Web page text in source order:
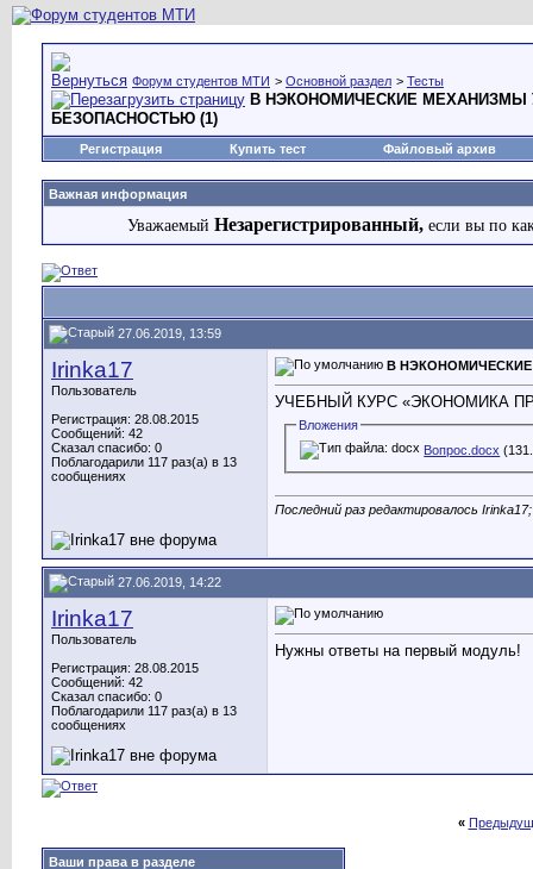
Форум студентов МТИ > Основной раздел > Тесты
В НЭКОНОМИЧЕСКИЕ МЕХАНИЗМЫ
БЕЗОПАСНОСТЬЮ (1)
Регистрация Купить тест Файловый архив
Важная информация
Уважаемый Незарегистрированный, если вы по
27.06.2019, 13:59
Irinka17
Пользователь
Регистрация: 28.08.2015
Сообщений: 42
Сказал спасибо: 0
Поблагодарили 117 раз(а) в 13
сообщениях
В
УЧЕБНЫЙ КУРС «ЭКОНОМИКА
Вложения
Вопрос.docx
Последний раз редактировалось
27.06.2019, 14:22
Irinka17
Пользователь
Регистрация: 28.08.2015
Сообщений: 42
Сказал спасибо: 0
Поблагодарили 117 раз(а) в 13
сообщениях
Нужны ответы на первый модуль!
«
Ваши права в разделе